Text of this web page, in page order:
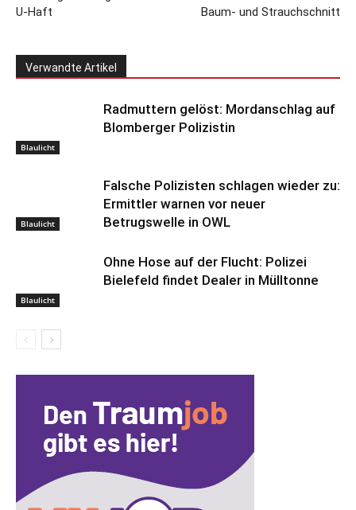
U-Haft
Baum- und Strauchschnitt
Verwandte Artikel
Blaulicht
Radmuttern gelöst: Mordanschlag auf
Blomberger Polizistin
Blaulicht
Falsche Polizisten schlagen wieder zu:
Ermittler warnen vor neuer
Betrugswelle in OWL
Blaulicht
Ohne Hose auf der Flucht: Polizei
Bielefeld findet Dealer in Mülltonne